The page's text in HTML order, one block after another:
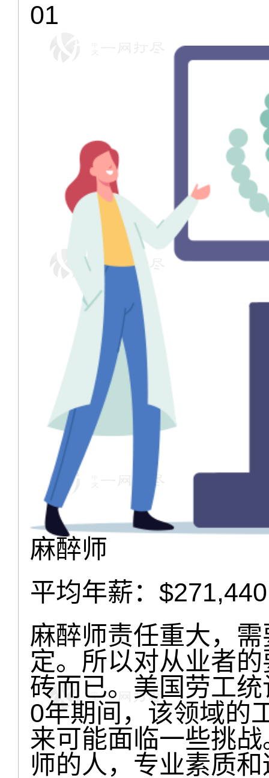
01
麻醉师
平均年薪：$271,440
麻醉师责任重大，
定。所以对从业者
砖而已。美国劳工
0年期间，该领域的
来可能面临一些挑
师的人，专业素质